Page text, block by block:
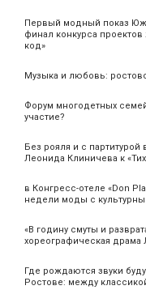
Первый модный показ
финал конкурса
код»
Музыка и любовь:
Форум многодетных
участие?
Без рояля и с
Леонида Клиничева к
в Конгресс-отеле «Don
недели моды с культурным
«В годину смуты и
хореографическая
Где рождаются звуки
Ростове: между